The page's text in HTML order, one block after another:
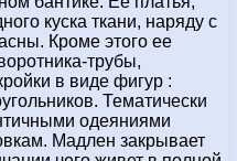
куска ткани, наряду с
Кроме этого ее
трубы,
в виде фигур :
Тематически
одеяниями
Мадлен закрывает